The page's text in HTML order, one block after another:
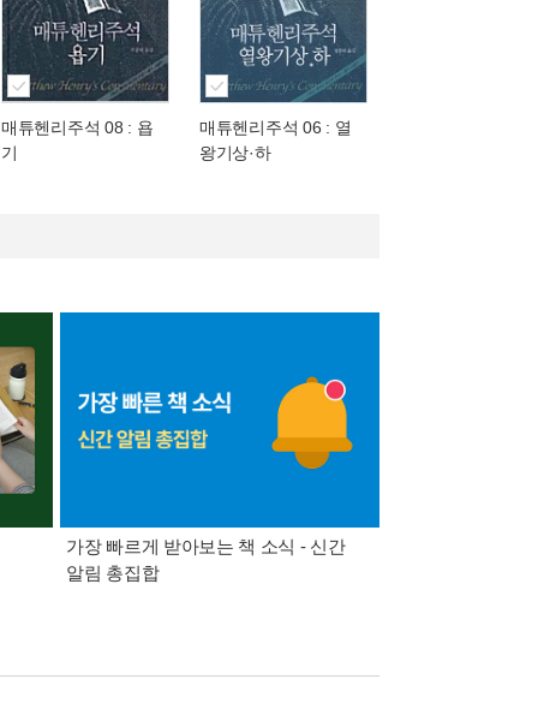
매튜헨리주석 08 : 욥
기
매튜헨리주석 06 : 열
왕기상·하
가장 빠르게 받아보는 책 소식 - 신간
알림 총집합